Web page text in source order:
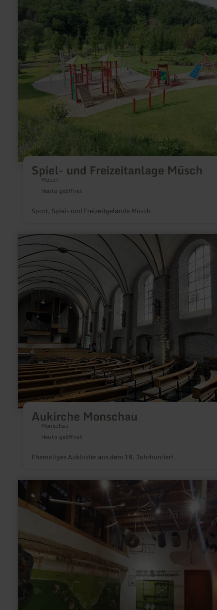
Spiel- und Freizeitanlage Müsch
Müsch
Heute geöffnet
Sport, Spiel- und Freizeitgelände Müsch
und
Freizeitanlage
Aukirche Monschau
Monschau
Heute geöffnet
Ehemaliges Aukloster aus dem 18. Jahrhundert.
mehr
erfahren
Aukirche
Monschau
zu:
Das
Naturhaus
Wiewesch"